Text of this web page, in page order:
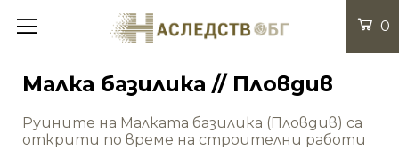
Малка базилика // Пловдив
Руините на Малката базилика (Пловдив) са
открити по време на строителни работи
0